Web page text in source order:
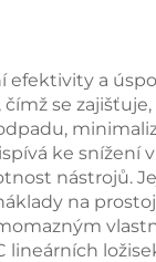
efektivity a
se
ke snížení
nástrojů.
na
lineárních